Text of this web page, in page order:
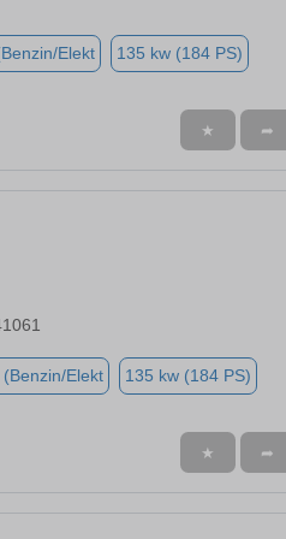
Elekt 135 kw (184 PS)
★ ➦
(Benzin/Elekt 135 kw (184 PS)
★ ➦